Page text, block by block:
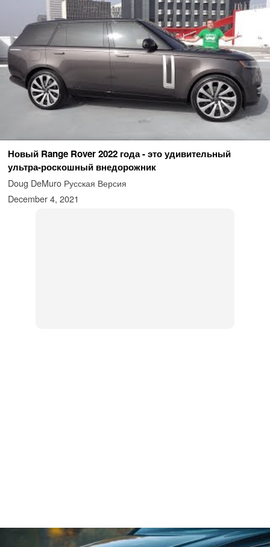
Новый Range Rover 2022 года - это удивительный
ультра-роскошный внедорожник
Doug DeMuro Русская Версия
December 4, 2021